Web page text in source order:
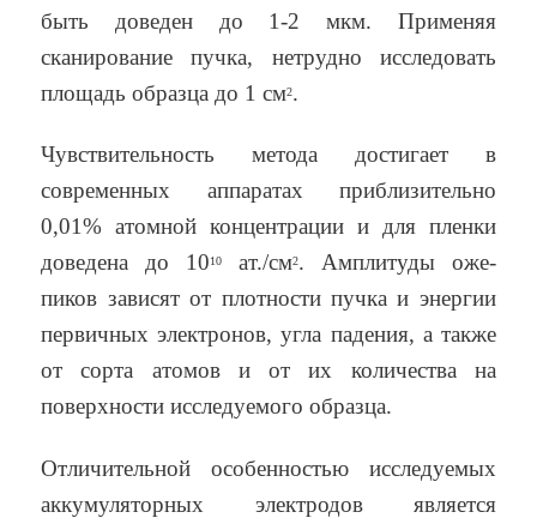
быть доведен до 1-2 мкм. Применяя
сканирование пучка, нетрудно исследовать
площадь образца до 1 см2.
Чувствительность метода достигает в
современных аппаратах приблизительно
0,01% атомной концентрации и для пленки
доведена до 1010 ат./см2. Амплитуды оже-
пиков зависят от плотности пучка и энергии
первичных электронов, угла падения, а также
от сорта атомов и от их количества на
поверхности исследуемого образца.
Отличительной особенностью исследуемых
аккумуляторных электродов является